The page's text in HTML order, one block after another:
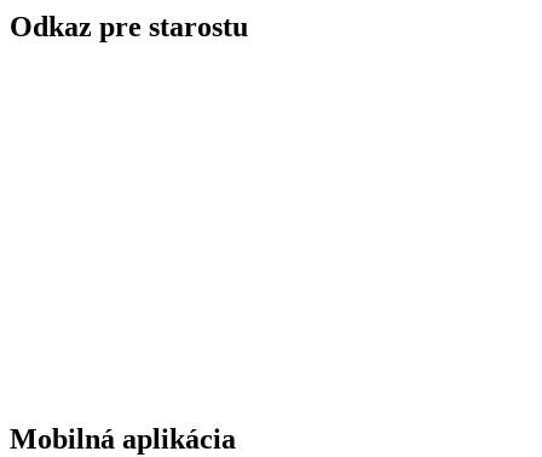
Odkaz pre starostu
Mobilná aplikácia